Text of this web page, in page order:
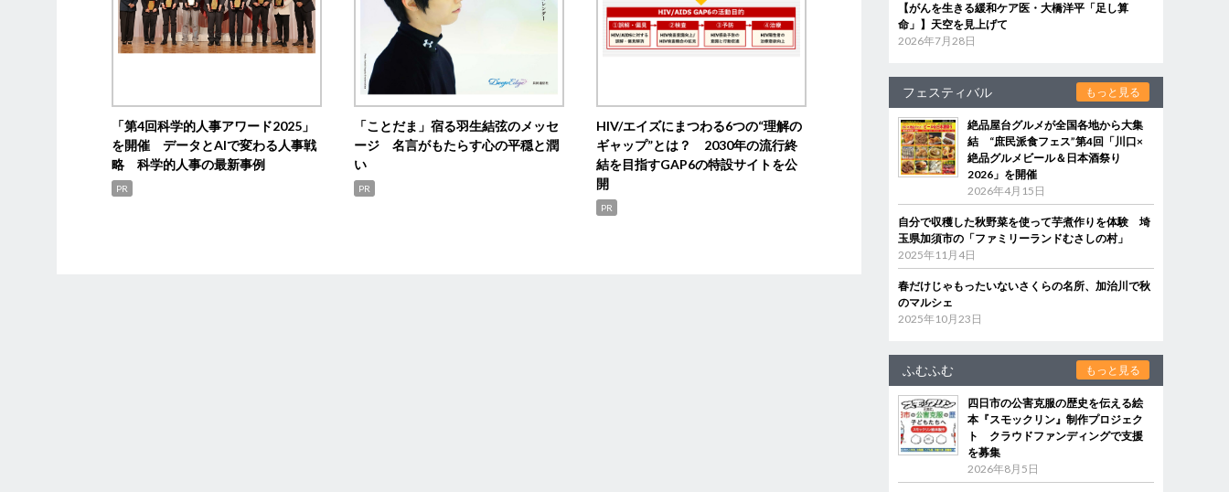
「第4回科学的人事アワード2025」
を開催 データとAIで変わる人事戦
略 科学的人事の最新事例
PR
「ことだま」宿る羽生結弦のメッセ
ージ 名言がもたらす心の平穏と潤
い
PR
HIV/エイズにまつわる6つの“理解の
ギャップ”とは？ 2030年の流行終
結を目指すGAP6の特設サイトを公
開
PR
【がんを生きる緩和ケア医・大橋洋平「足し算
命」】天空を見上げて
2026年7月28日
フェスティバル もっと見る
絶品屋台グルメが全国各地から大集
結 “庶民派食フェス”第4回「川口×
絶品グルメビール＆日本酒祭り
2026」を開催
2026年4月15日
自分で収穫した秋野菜を使って芋煮作りを体験 埼
玉県加須市の「ファミリーランドむさしの村」
2025年11月4日
春だけじゃもったいないさくらの名所、加治川で秋
のマルシェ
2025年10月23日
ふむふむ もっと見る
四日市の公害克服の歴史を伝える絵
本『スモックリン』制作プロジェク
ト クラウドファンディングで支援
を募集
2026年8月5日